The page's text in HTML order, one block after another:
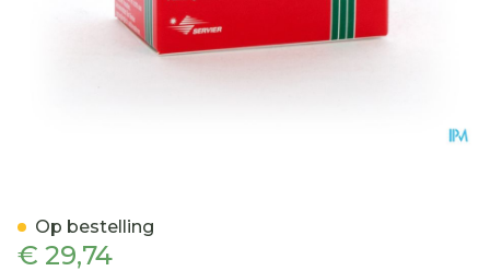
€ 29,74
Op bestelling